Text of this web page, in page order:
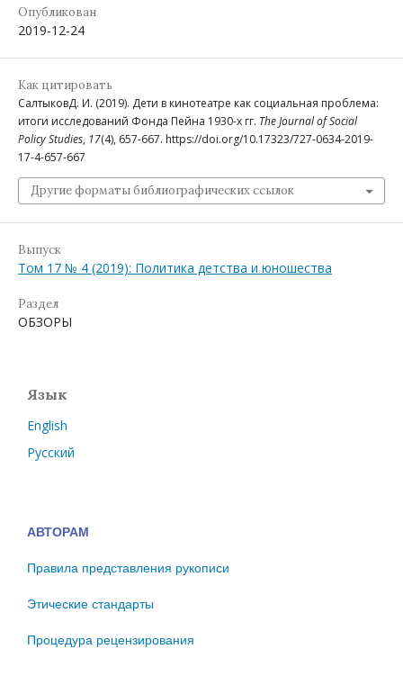
Опубликован
2019-12-24
Как цитировать
СалтыковД. И. (2019). Дети в кинотеатре как социальная проблема:
итоги исследований Фонда Пейна 1930-х гг. The Journal of Social
Policy Studies, 17(4), 657-667. https://doi.org/10.17323/727-0634-2019-
17-4-657-667
Другие форматы библиографических ссылок
Выпуск
Том 17 № 4 (2019): Политика детства и юношества
Раздел
ОБЗОРЫ
Язык
English
Русский
АВТОРАМ
Правила представления рукописи
Этические стандарты
Процедура рецензирования